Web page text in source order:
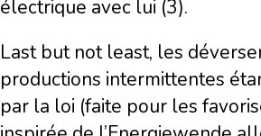
électrique avec lui (3).
Last but not least, les
productions intermittentes
par la loi (faite pour les